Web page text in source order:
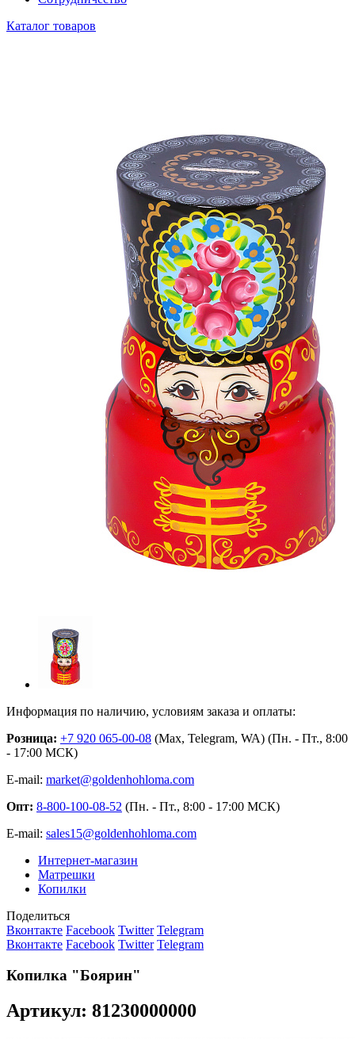
Каталог товаров
Информация по наличию, условиям заказа и оплаты:
Розница: +7 920 065-00-08 (Max, Telegram, WA) (Пн. - Пт., 8:00
- 17:00 МСК)
E-mail: market@goldenhohloma.com
Опт: 8-800-100-08-52 (Пн. - Пт., 8:00 - 17:00 МСК)
E-mail: sales15@goldenhohloma.com
Интернет-магазин
Матрешки
Копилки
Поделиться
Вконтакте Facebook Twitter Telegram
Вконтакте Facebook Twitter Telegram
Копилка "Боярин"
Артикул: 81230000000